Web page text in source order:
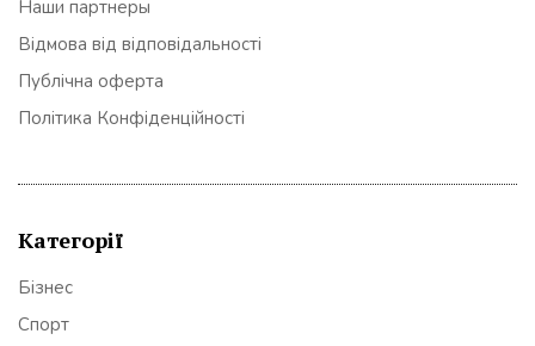
Наши партнеры
Відмова від відповідальності
Публічна оферта
Політика Конфіденційності
Категорії
Бізнес
Спорт